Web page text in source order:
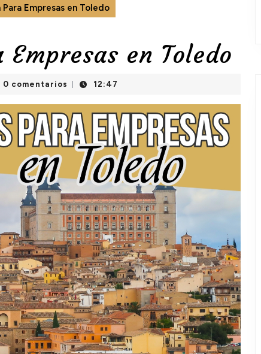
Para Empresas en Toledo
Empresas en Toledo
0 comentarios 12:47